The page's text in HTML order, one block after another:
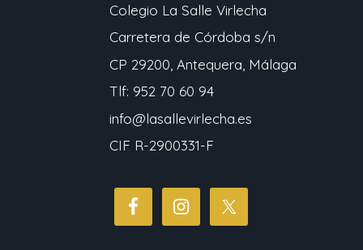
Colegio La Salle Virlecha
Carretera de Córdoba s/n
CP 29200, Antequera, Málaga
Tlf: 952 70 60 94
info@lasallevirlecha.es
CIF R-2900331-F